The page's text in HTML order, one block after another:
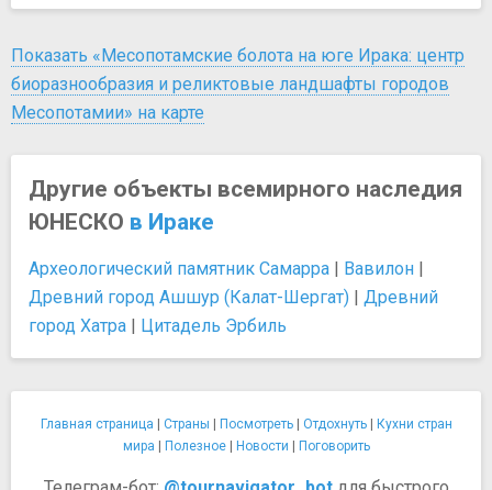
Показать «Месопотамские болота на юге Ирака: центр
биоразнообразия и реликтовые ландшафты городов
Месопотамии» на карте
Другие объекты всемирного наследия
ЮНЕСКО в Ираке
Археологический памятник Самарра | Вавилон |
Древний город Ашшур (Калат-Шергат) | Древний
город Хатра | Цитадель Эрбиль
Главная страница Страны Посмотреть| Отдохнуть|
Кухни стран
мира
Полезное| Новости Поговорить